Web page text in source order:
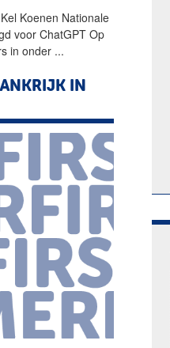
Koenen Nationale
voorChatGPT Op
in onder ...
IN